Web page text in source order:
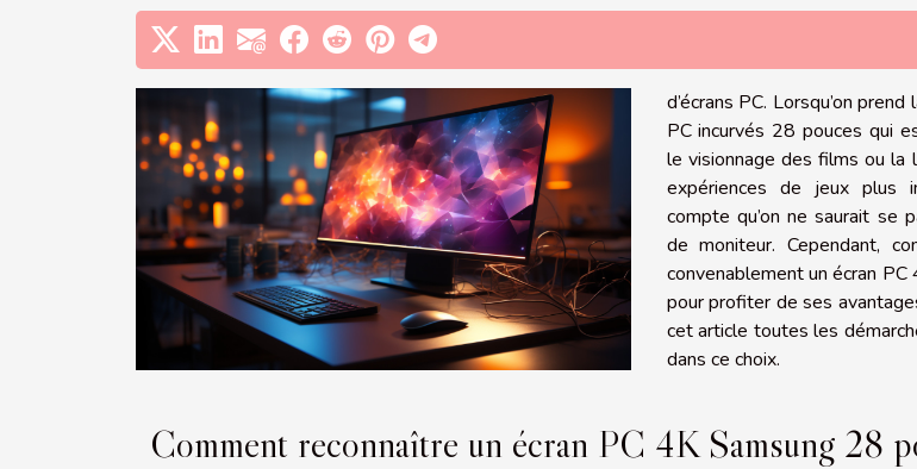
d’écrans PC. Lorsqu’on
PC incurvés 28 pouces qui
le visionnage des films ou la
expériences de jeux plus
compte qu’on ne saurait se
de moniteur. Cependant,
convenablement un écran
pour profiter de ses
cet article toutes les
dans ce choix.
Comment reconnaître un écran PC 4K Samsung 28